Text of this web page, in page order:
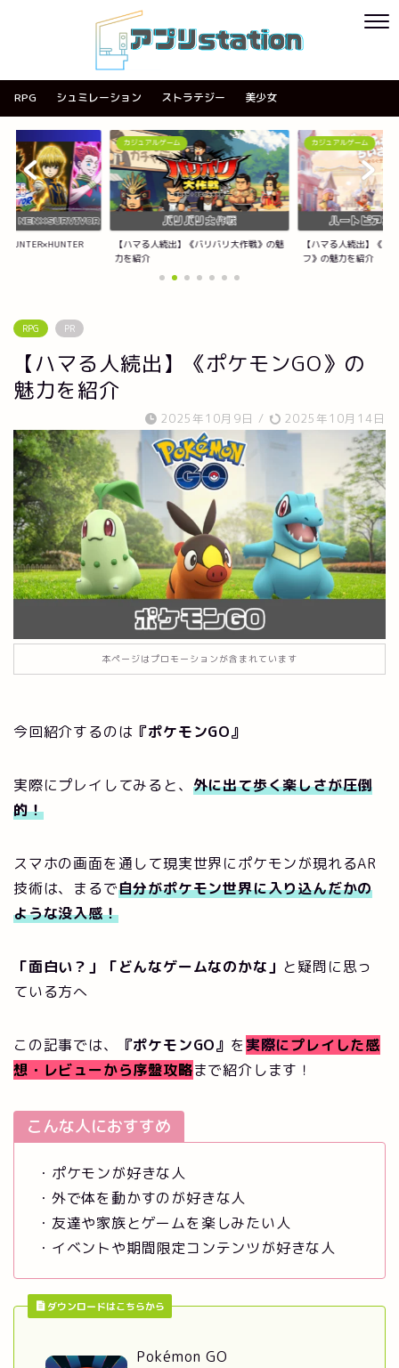
RPG シュミレーション ストラテジー 美少女
カジュアルゲーム
【ハマる人続出】《バリバリ大作戦》の魅
力を紹介
カジュアルゲーム
【ハマる人続出】《ハ
フ》の魅力を紹介
RPG PR
【ハマる人続出】《ポケモンGO》の
魅力を紹介
2025年10月9日 / 2025年10月14日
本ページはプロモーションが含まれています
今回紹介するのは 『ポケモンGO』
実際にプレイしてみると、 外に出て歩く楽しさが圧倒
的！
スマホの画面を通して現実世界にポケモンが現れるAR
技術は、まるで自分がポケモン世界に入り込んだかの
ような没入感！
「面白い？」「どんなゲームなのかな」 と疑問に思っ
ている方へ
この記事では、 『ポケモンGO』 を 実際にプレイした感
想・レビューから序盤攻略まで紹介します！
こんな人におすすめ
・ポケモンが好きな人
・外で体を動かすのが好きな人
・友達や家族とゲームを楽しみたい人
・イベントや期間限定コンテンツが好きな人
ダウンロードはこちらから
Pokémon GO